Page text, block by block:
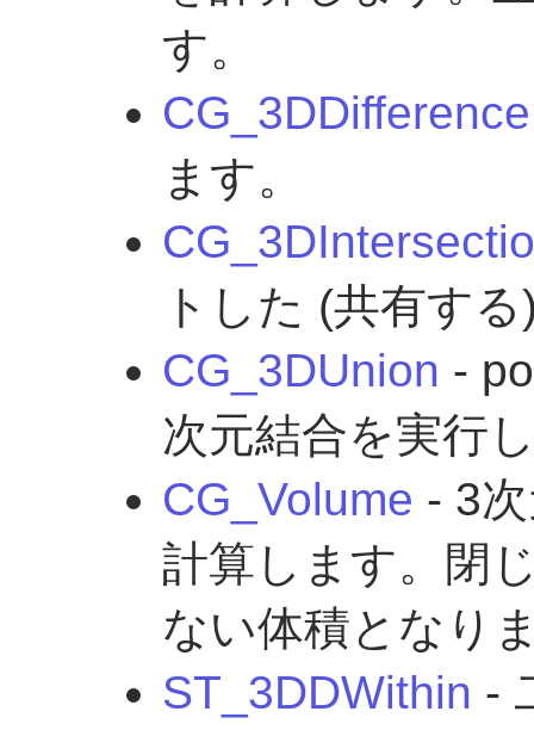
す。
CG_3DDifference
ます。
トした (共有す
CG_3DUnion -
次元結合を実行
CG_Volume - 3
計算します。閉
ない体積となり
ST_3DDWithin -